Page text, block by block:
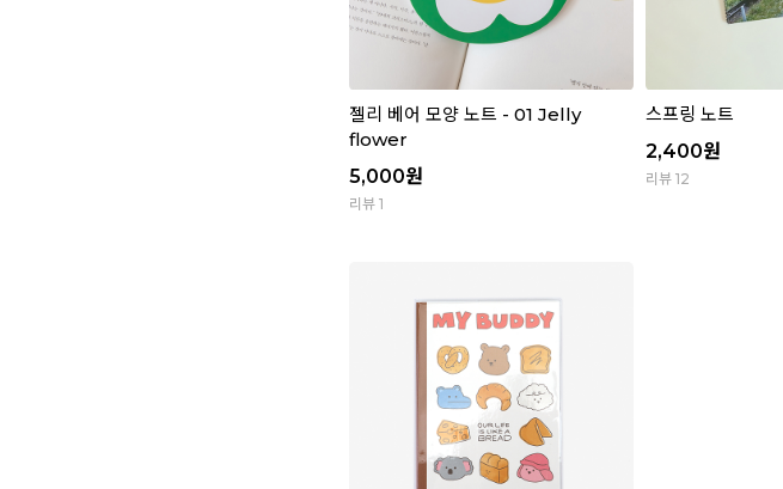
젤리 베어 모양 노트 - 01 Jelly
flower
5,000원
리뷰 1
스프링 노트
2,400원
리뷰 12